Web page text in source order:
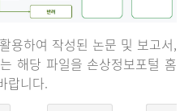
용하여 작성된 논문 및 보고서,
해당 파일을 손상정보포털 홈
랍니다.